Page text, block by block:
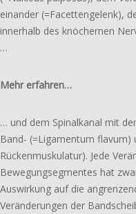
ein­an­der (=Facetten­gelenk),
inner­halb des knöcher­nen
…
Mehr erfahren…
… und dem Spinalkanal mit
Band- (=Ligamentum
Rückenmuskulatur). Jede
Bewegungsegmentes hat
Auswirkung auf die
Veränderungen der